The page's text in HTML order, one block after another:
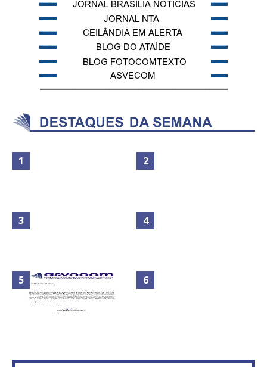
Maior São João do Cerrado
movimenta fim de semana em
Circulação de ar no túnel será